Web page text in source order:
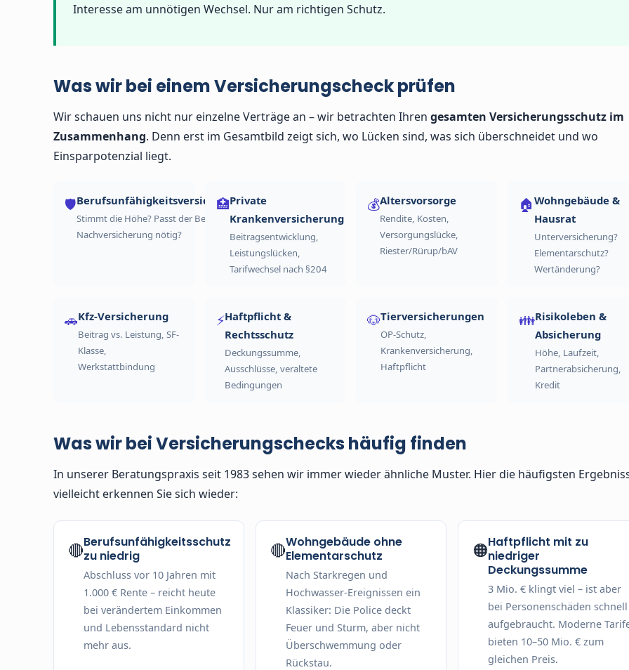
Interesse am unnötigen Wechsel. Nur am richtigen Schutz.
Was wir bei einem Versicherungscheck prüfen
Wir schauen uns nicht nur einzelne Verträge an – wir betrachten Ihren gesamten Versicherungsschutz im
Zusammenhang. Denn erst im Gesamtbild zeigt sich, wo Lücken sind, was sich überschneidet und wo
Einsparpotenzial liegt.
🛡️Berufsunfähigkeitsversicherung
Stimmt die Höhe? Passt der Beruf?
Nachversicherung nötig?
🏥Private
Krankenversicherung
Beitragsentwicklung,
Leistungslücken,
Tarifwechsel nach §204
💰Altersvorsorge
Rendite, Kosten,
Versorgungslücke,
Riester/Rürup/bAV
🏠 Wohngebäude &
Hausrat
Unterversicherung?
Elementarschutz?
Wertänderung?
🚗Kfz-Versicherung
Beitrag vs. Leistung, SF-
Klasse,
Werkstattbindung
⚡Haftpflicht &
Rechtsschutz
Deckungssumme,
Ausschlüsse, veraltete
Bedingungen
🐶Tierversicherungen
OP-Schutz,
Krankenversicherung,
Haftpflicht
👪Risikoleben &
Absicherung
Höhe, Laufzeit,
Partnerabsicherung,
Kredit
Was wir bei Versicherungschecks häufig finden
In unserer Beratungspraxis seit 1983 sehen wir immer wieder ähnliche Muster. Hier die häufigsten
vielleicht erkennen Sie sich wieder:
🔴Berufsunfähigkeitsschutz
zu niedrig
Abschluss vor 10 Jahren mit
1.000 € Rente – reicht heute
bei verändertem Einkommen
und Lebensstandard nicht
mehr aus.
🔴Wohngebäude ohne
Elementarschutz
Nach Starkregen und
Hochwasser-Ereignissen ein
Klassiker: Die Police deckt
Feuer und Sturm, aber nicht
Überschwemmung oder
Rückstau.
🟠Haftpflicht mit zu
niedriger
Deckungssumme
3 Mio. € klingt viel – ist aber
bei Personenschäden schnell
aufgebraucht. Moderne
bieten 10–50 Mio. € zum
gleichen Preis.